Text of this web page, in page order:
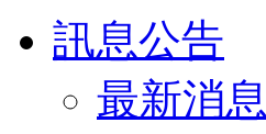
訊息公告
最新消息